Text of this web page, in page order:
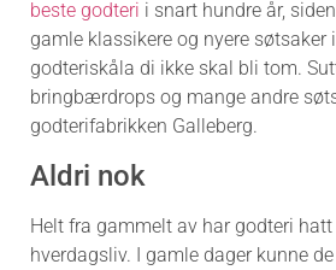
beste godteri i snart hundre år,
gamle klassikere og nyere søtsaker
godteriskåla di ikke skal bli tom.
bringbærdrops og mange andre
godterifabrikken Galleberg.
Aldri nok
Helt fra gammelt av har godteri
hverdagsliv. I gamle dager kunne